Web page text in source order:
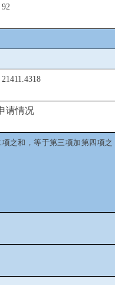
92
21411.4318
请情况
之和，等于第三项加第四项之